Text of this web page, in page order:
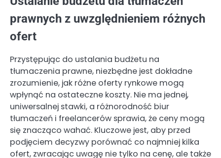
prawnych z uwzględnieniem różnych
ofert
Przystępując do ustalania budżetu na
tłumaczenia prawne, niezbędne jest dokładne
zrozumienie, jak różne oferty rynkowe mogą
wpłynąć na ostateczne koszty. Nie ma jednej,
uniwersalnej stawki, a różnorodność biur
tłumaczeń i freelancerów sprawia, że ceny mogą
się znacząco wahać. Kluczowe jest, aby przed
podjęciem decyzwy porównać co najmniej kilka
ofert, zwracając uwagę nie tylko na cenę, ale także